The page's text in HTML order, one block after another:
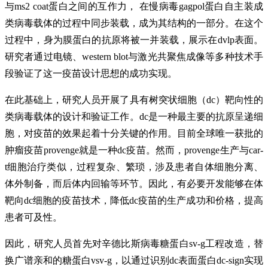
与ms2 coat蛋白之间的互作力， 在慢病毒gagpol蛋白自主装成
类病毒载体的过程中同步装载，成为其结构的一部分。在这个
过程中，身为膜蛋白的抗原将被一并装载，展示在dvlp表面。
研究者通过电镜、western blot与激光共聚焦成像等多种技术手
段验证了这一疫苗设计思想的成功实现。
在此基础上，研究人员开展了具有树突状细胞（dc）靶向性的
类病毒载体的设计和验证工作。dc是一种最主要的抗原呈递细
胞，对疫苗的效果起着十分关键的作用。目前全球唯一获批的
肿瘤疫苗provenge就是一种dc疫苗。然而，provenge生产与car-
t细胞治疗类似，过程复杂、繁琐，涉及患者自体细胞分离、
体外制备，而后体内回输等环节。因此，有必要开发能够在体
靶向dc细胞的疫苗技术，降低dc疫苗的生产成功和价格，提高
患者可及性。
因此，研究人员首先对辛德比斯病毒糖蛋白sv-g工程改造，替
换广谱亲和的糖蛋白vsv-g，以通过识别dc表面蛋白dc-sign实现